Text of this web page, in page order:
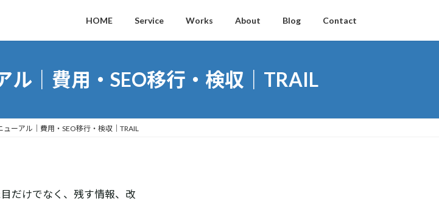
HOME Service Works About Blog Contact
ル｜費用・SEO移行・検収｜TRAIL
ーアル｜費用・SEO移行・検収｜TRAIL
だけでなく、残す情報、改